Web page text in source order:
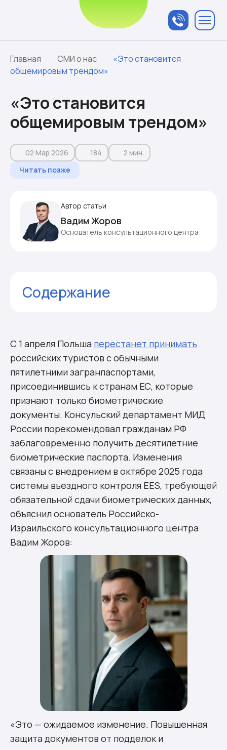
менеджером
Главная СМИ о нас
«Это становится
общемировым трендом»
«Это становится
общемировым трендом»
Читать позже
02 Мар 2026 184 2 мин.
Автор статьи
Вадим Жоров
Основатель консультационного центра
Содержание
С 1 апреля Польша перестанет принимать
российских туристов с обычными
пятилетними загранпаспортами,
присоединившись к странам ЕС, которые
признают только биометрические
документы. Консульский департамент МИД
России порекомендовал гражданам РФ
заблаговременно получить десятилетние
биометрические паспорта. Изменения
связаны с внедрением в октябре 2025 года
системы въездного контроля EES, требующей
обязательной сдачи биометрических данных,
объяснил основатель Российско-
Израильского консультационного центра
Вадим Жоров:
«Это — ожидаемое изменение. Повышенная
защита документов от подделок и